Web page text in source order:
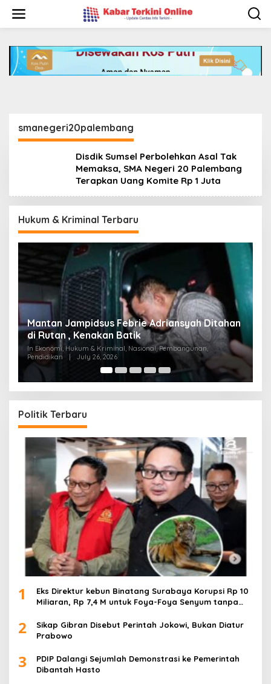
i
Nasional Palembang,Pendidikan,Politik
Disdik Sumsel Perbolehkan Asal Tak Memaksa,
SMA Negeri 20 Palembang Terapkan Uang
Komite Rp 1 Juta
May 23, 2025
smanegeri20palembang
Disdik Sumsel Perbolehkan Asal Tak
Memaksa, SMA Negeri 20 Palembang
Terapkan Uang Komite Rp 1 Juta
Hukum & Kriminal Terbaru
Permainan di Balik Kelangkaan BBM Sopir
Tangki ‘Bongkar’
In Ekonomi, Hukum & Kriminal, Nasional, Pembangunan,
Pendidikan
| July 18, 2026
Politik Terbaru
1
Eks Direktur kebun Binatang Surabaya Korupsi Rp 10
Miliaran, Rp 7,4 M untuk Foya-Foya Senyum tanpa
2
Sikap Gibran Disebut Perintah Jokowi, Bukan Diatur
Prabowo
3
PDIP Dalangi Sejumlah Demonstrasi ke Pemerintah
Dibantah Hasto